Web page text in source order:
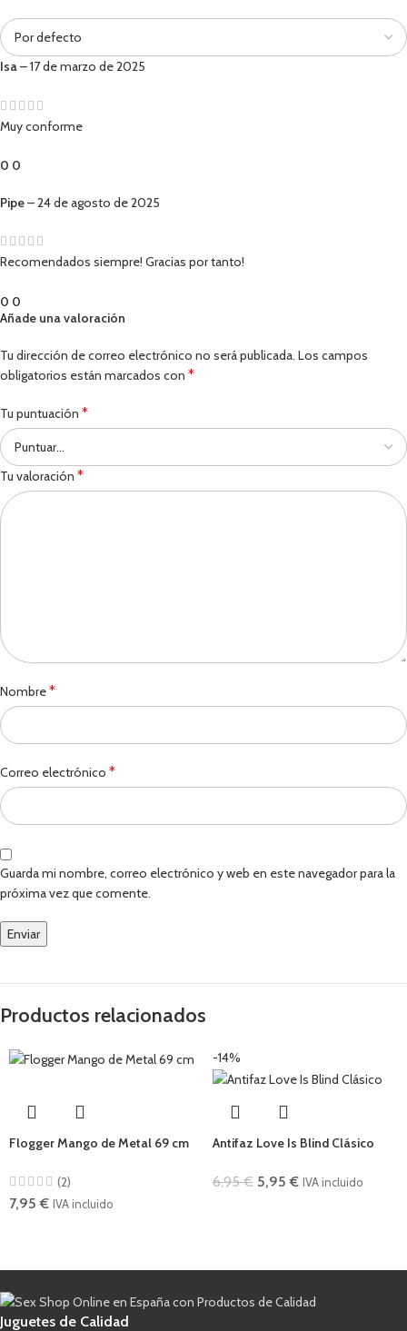
Isa–17 de marzo de 2025
Muy conforme
0 0
Pipe–24 de agosto de 2025
Recomendados siempre! Gracias por tanto!
0 0
Añade una valoración
Tu dirección de correo electrónico no será publicada. Los campos
obligatorios están marcados con *
Tu puntuación *
Tu valoración *
Nombre*
Correo electrónico *
Guarda mi nombre, correo electrónico y web en este navegador para la
próxima vez que comente.
Productos relacionados
Flogger Mango de Metal 69 cm
(2)
7,95€ IVA incluido
-14%
Antifaz Love Is Blind Clásico
6,95€ 5,95€ IVA incluido
Juguetes de Calidad